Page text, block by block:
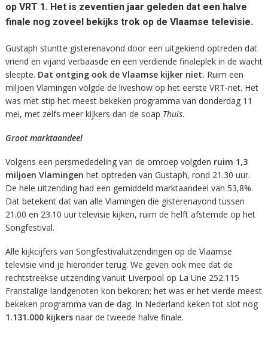
op VRT 1. Het is zeventien jaar geleden dat een halve
finale nog zoveel bekijks trok op de Vlaamse televisie.
Gustaph stuntte gisterenavond door een uitgekiend optreden dat
vriend en vijand verbaasde en een verdiende finaleplek in de wacht
sleepte. Dat ontging ook de Vlaamse kijker niet. Ruim een
miljoen Vlamingen volgde de liveshow op het eerste VRT-net. Het
was met stip het meest bekeken programma van donderdag 11
mei, met zelfs meer kijkers dan de soap Thuis.
Groot marktaandeel
Volgens een persmededeling van de omroep volgden ruim 1,3
miljoen Vlamingen het optreden van Gustaph, rond 21.30 uur.
De hele uitzending had een gemiddeld marktaandeel van 53,8%.
Dat betekent dat van alle Vlamingen die gisterenavond tussen
21.00 en 23.10 uur televisie kijken, ruim de helft afstemde op het
Songfestival.
Alle kijkcijfers van Songfestivaluitzendingen op de Vlaamse
televisie vind je hieronder terug. We geven ook mee dat de
rechtstreekse uitzending vanuit Liverpool op La Une 252.115
Franstalige landgenoten kon bekoren; het was er het vierde meest
bekeken programma van de dag. In Nederland keken tot slot nog
1.131.000 kijkersnaar de tweede halve finale.